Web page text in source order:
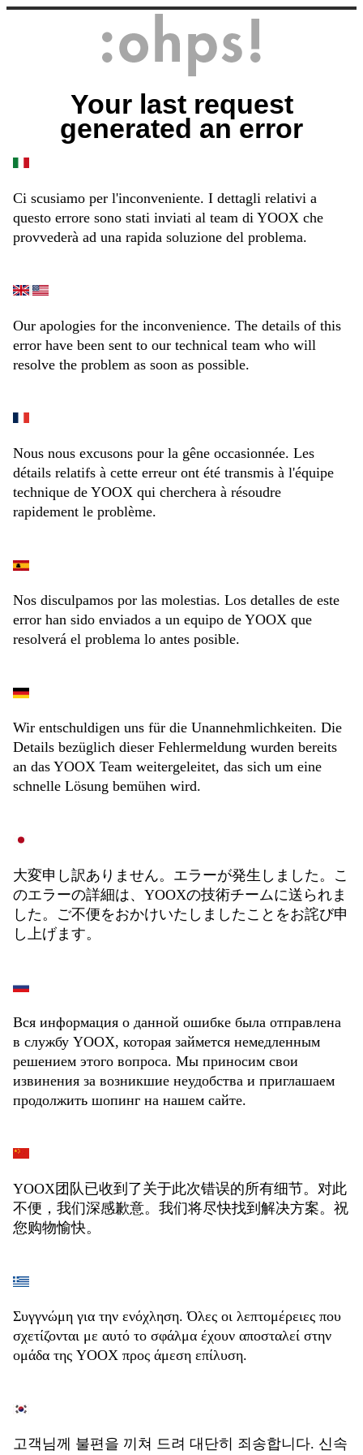
Your last request
generated an error
Ci scusiamo per l'inconveniente. I dettagli relativi a
questo errore sono stati inviati al team di YOOX che
provvederà ad una rapida soluzione del problema.
Our apologies for the inconvenience. The details of this
error have been sent to our technical team who will
resolve the problem as soon as possible.
Nous nous excusons pour la gêne occasionnée. Les
détails relatifs à cette erreur ont été transmis à l'équipe
technique de YOOX qui cherchera à résoudre
rapidement le problème.
Nos disculpamos por las molestias. Los detalles de este
error han sido enviados a un equipo de YOOX que
resolverá el problema lo antes posible.
Wir entschuldigen uns für die Unannehmlichkeiten. Die
Details bezüglich dieser Fehlermeldung wurden bereits
an das YOOX Team weitergeleitet, das sich um eine
schnelle Lösung bemühen wird.
大変申し訳ありません。エラーが発生しました。こ
のエラーの詳細は、YOOXの技術チームに送られま
した。ご不便をおかけいたしましたことをお詫び申
し上げます。
Вся информация о данной ошибке была отправлена
в службу YOOX, которая займется немедленным
решением этого вопроса. Мы приносим свои
извинения за возникшие неудобства и приглашаем
продолжить шопинг на нашем сайте.
YOOX团队已收到了关于此次错误的所有细节。对此
不便，我们深感歉意。我们将尽快找到解决方案。祝
您购物愉快。
Συγγνώμη για την ενόχληση. Όλες οι λεπτομέρειες που
σχετίζονται με αυτό το σφάλμα έχουν αποσταλεί στην
ομάδα της YOOX προς άμεση επίλυση.
고객님께 불편을 끼쳐 드려 대단히 죄송합니다. 신속